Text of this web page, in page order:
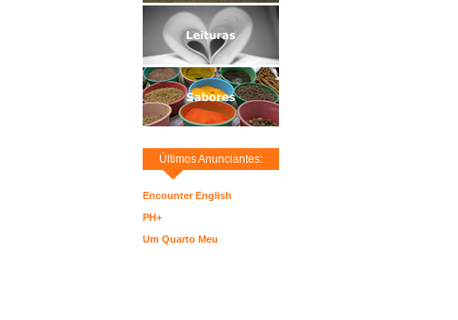
Últimos Anunciantes:
Encounter English
PH+
Um Quarto Meu